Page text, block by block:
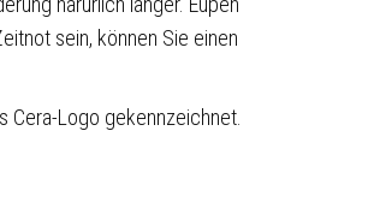
sein, können Sie einen
Cera-Logo gekennzeichnet.